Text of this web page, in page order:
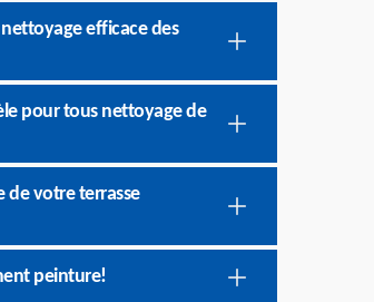
efficace des
pour tous nettoyage de
de votre terrasse
peinture!